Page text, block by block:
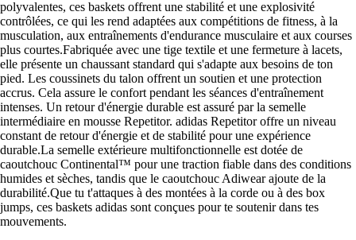
polyvalentes, ces baskets offrent une stabilité et une explosivité
contrôlées, ce qui les rend adaptées aux compétitions de fitness, à la
musculation, aux entraînements d'endurance musculaire et aux courses
plus courtes.Fabriquée avec une tige textile et une fermeture à lacets,
elle présente un chaussant standard qui s'adapte aux besoins de ton
pied. Les coussinets du talon offrent un soutien et une protection
accrus. Cela assure le confort pendant les séances d'entraînement
intenses. Un retour d'énergie durable est assuré par la semelle
intermédiaire en mousse Repetitor. adidas Repetitor offre un niveau
constant de retour d'énergie et de stabilité pour une expérience
durable.La semelle extérieure multifonctionnelle est dotée de
caoutchouc Continental™ pour une traction fiable dans des conditions
humides et sèches, tandis que le caoutchouc Adiwear ajoute de la
durabilité.Que tu t'attaques à des montées à la corde ou à des box
jumps, ces baskets adidas sont conçues pour te soutenir dans tes
mouvements.